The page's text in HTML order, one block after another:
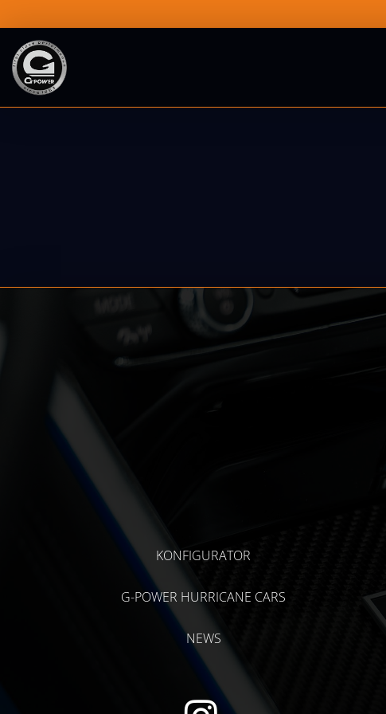
KONFIGURATOR
G-POWER HURRICANE CARS
NEWS